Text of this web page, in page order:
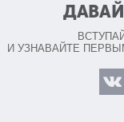
И УЗНАВАЙТЕ